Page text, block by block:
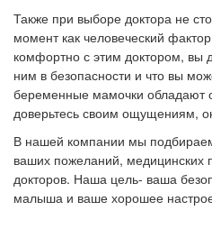
Также при выборе доктора не
момент как человеческий
комфортно с этим доктором, вы
ним в безопасности и что вы
беременные мамочки обладают
доверьтесь своим ощущениям,
В нашей компании мы
ваших пожеланий, медицинских
докторов. Наша цель- ваша
малыша и ваше хорошее